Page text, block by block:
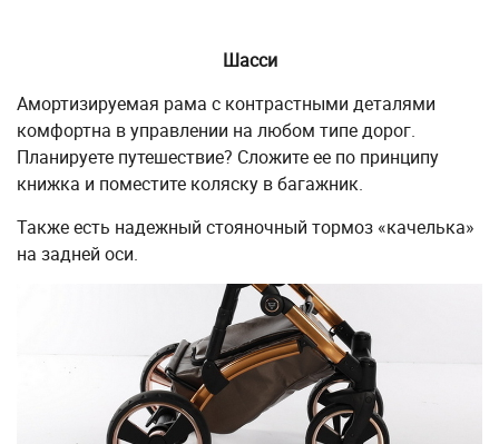
Шасси
Амортизируемая рама с контрастными деталями
комфортна в управлении на любом типе дорог.
Планируете путешествие? Сложите ее по принципу
книжка и поместите коляску в багажник.
Также есть надежный стояночный тормоз «качелька»
на задней оси.